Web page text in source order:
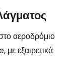
αεροδρόμιο
εξαιρετικά